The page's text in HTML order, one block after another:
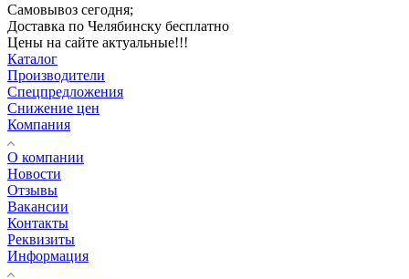
Самовывоз сегодня;
Доставка по Челябинску бесплатно
Цены на сайте актуальные!!!
Каталог
Производители
Спецпредложения
Снижение цен
Компания
О компании
Новости
Отзывы
Вакансии
Контакты
Реквизиты
Информация